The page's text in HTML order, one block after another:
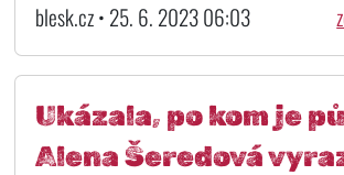
blesk.cz • 25. 6. 2023 06:03
Ukázala, po kom je
Alena Šeredová